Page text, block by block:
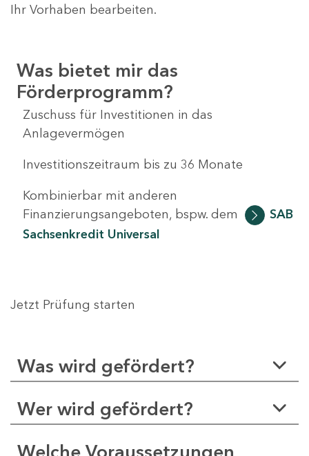
Ihr Vorhaben bearbeiten.
Was bietet mir das
Förderprogramm?
Zuschuss für Investitionen in das
Anlagevermögen
Investitionszeitraum bis zu 36 Monate
Kombinierbar mit anderen
Finanzierungsangeboten, bspw. dem
SAB
Sachsenkredit Universal
Jetzt Prüfung starten
Was wird gefördert?
Wer wird gefördert?
Welche Voraussetzungen